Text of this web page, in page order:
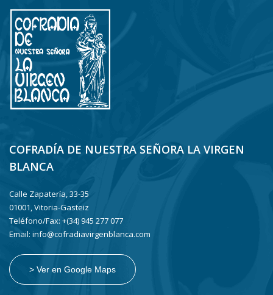
COFRADÍA DE NUESTRA SEÑORA LA VIRGEN
BLANCA
Calle Zapatería, 33-35
01001, Vitoria-Gasteiz
Teléfono/Fax: +(34) 945 277 077
Email: info@cofradiavirgenblanca.com
> Ver en Google Maps